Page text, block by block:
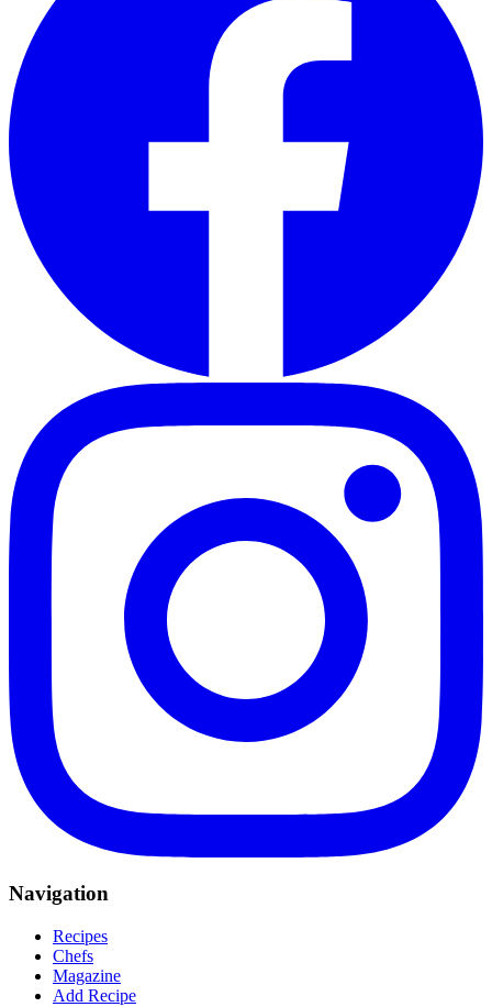
Navigation
Recipes
Chefs
Magazine
Add Recipe